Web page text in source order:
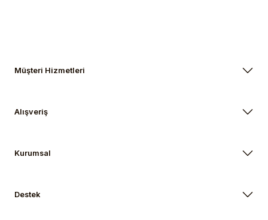
Müşteri Hizmetleri
Alışveriş
Kurumsal
Destek